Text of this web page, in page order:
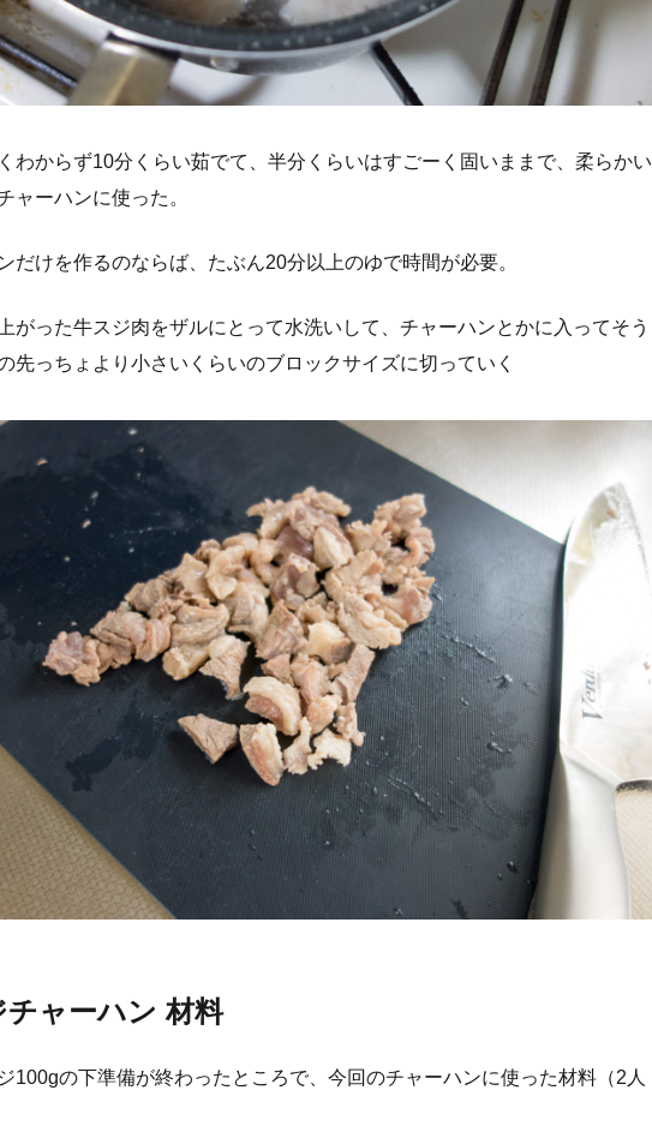
わからず10分くらい茹でて、半分くらいはすごーく固いままで、柔らかい
ャーハンに使った。
だけを作るのならば、たぶん20分以上のゆで時間が必要。
がった牛スジ肉をザルにとって水洗いして、チャーハンとかに入ってそう
先っちょより小さいくらいのブロックサイズに切っていく
チャーハン 材料
100gの下準備が終わったところで、今回のチャーハンに使った材料（2人